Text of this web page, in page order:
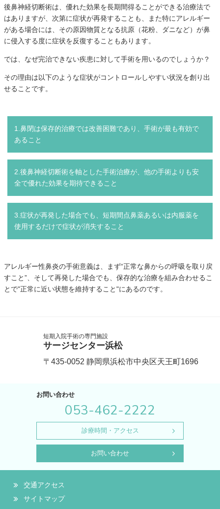
後鼻神経切断術は、優れた効果を長期間得ることができる治療法で
はありますが、次第に症状が再発することも、また特にアレルギー
がある場合には、その原因物質となる抗原（花粉、ダニなど）が鼻
に侵入する度に症状を反復することもあります。
では、なぜ完治できない疾患に対して手術を用いるのでしょうか？
その理由は以下のような症状がコントロールしやすい状況を創り出
せることです。
1.鼻閉は保存的治療では改善困難であり、手術が最も有効で
あること
2.後鼻神経切断術を軸とした手術治療が、他の手術よりも安
全で優れた効果を期待できること
3.症状が再発した場合でも、短期間点鼻薬あるいは内服薬を
使用するだけで症状が消失すること
アレルギー性鼻炎の手術意義は、まず“正常な鼻からの呼吸を取り戻
すこと”、そして再発した場合でも、保存的な治療を組み合わせるこ
とで"正常に近い状態を維持すること"にあるのです。
短期入院手術の専門施設
サージセンター浜松
〒435-0052 静岡県浜松市中央区天王町1696
お問い合わせ
053-462-2222
診療時間・アクセス
お問い合わせ
交通アクセス
サイトマップ